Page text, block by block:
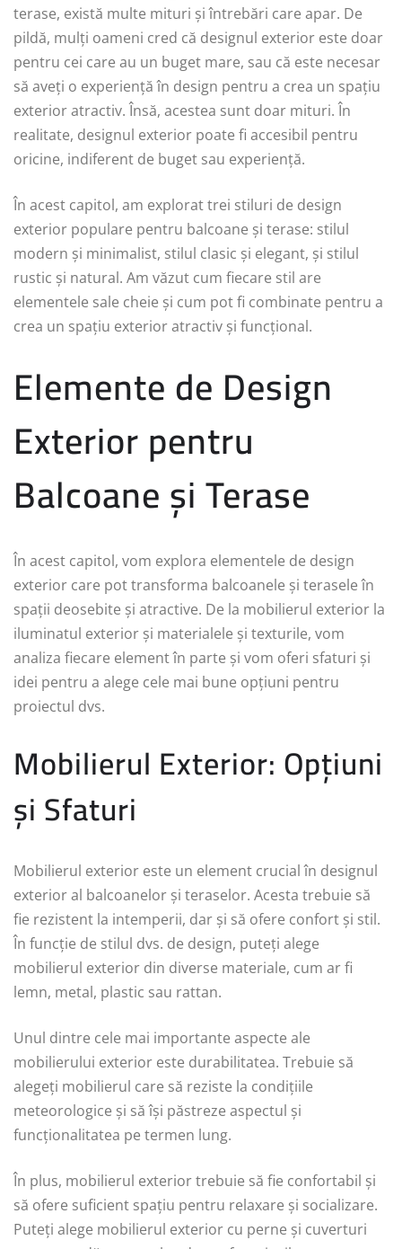
terase, există multe mituri și întrebări care apar. De
pildă, mulți oameni cred că designul exterior este doar
pentru cei care au un buget mare, sau că este necesar
să aveți o experiență în design pentru a crea un spațiu
exterior atractiv. Însă, acestea sunt doar mituri. În
realitate, designul exterior poate fi accesibil pentru
oricine, indiferent de buget sau experiență.
În acest capitol, am explorat trei stiluri de design
exterior populare pentru balcoane și terase: stilul
modern și minimalist, stilul clasic și elegant, și stilul
rustic și natural. Am văzut cum fiecare stil are
elementele sale cheie și cum pot fi combinate pentru a
crea un spațiu exterior atractiv și funcțional.
Elemente de Design
Exterior pentru
Balcoane și Terase
În acest capitol, vom explora elementele de design
exterior care pot transforma balcoanele și terasele în
spații deosebite și atractive. De la mobilierul exterior la
iluminatul exterior și materialele și texturile, vom
analiza fiecare element în parte și vom oferi sfaturi și
idei pentru a alege cele mai bune opțiuni pentru
proiectul dvs.
Mobilierul Exterior: Opțiuni
și Sfaturi
Mobilierul exterior este un element crucial în designul
exterior al balcoanelor și teraselor. Acesta trebuie să
fie rezistent la intemperii, dar și să ofere confort și stil.
În funcție de stilul dvs. de design, puteți alege
mobilierul exterior din diverse materiale, cum ar fi
lemn, metal, plastic sau rattan.
Unul dintre cele mai importante aspecte ale
mobilierului exterior este durabilitatea. Trebuie să
alegeți mobilierul care să reziste la condițiile
meteorologice și să își păstreze aspectul și
funcționalitatea pe termen lung.
În plus, mobilierul exterior trebuie să fie confortabil și
să ofere suficient spațiu pentru relaxare și socializare.
Puteți alege mobilierul exterior cu perne și cuverturi